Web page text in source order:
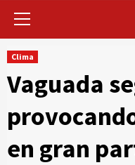
Primary
Clima
Vaguada
en gran